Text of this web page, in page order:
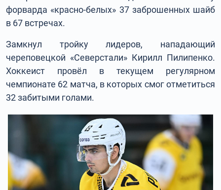
форварда «красно-белых» 37 заброшенных шайб
в 67 встречах.
Замкнул тройку лидеров, нападающий
череповецкой «Северстали» Кирилл Пилипенко.
Хоккеист провёл в текущем регулярном
чемпионате 62 матча, в которых смог отметиться
32 забитыми голами.